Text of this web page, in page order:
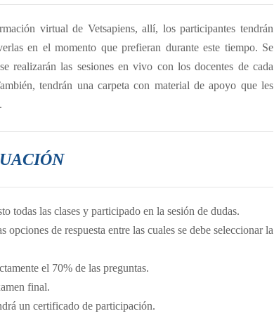
virtual de Vetsapiens, allí, los participantes tendrán
en el momento que prefieran durante este tiempo. Se
realizarán las sesiones en vivo con los docentes de cada
tendrán una carpeta con material de apoyo que les
todas las clases y participado en la sesión de dudas.
de respuesta entre las cuales se debe seleccionar la
el 70% de las preguntas.
final.
un certificado de participación.